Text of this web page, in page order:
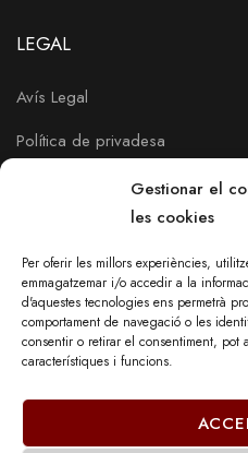
Gestionar el
les cookies
Per oferir les millors experiències,
emmagatzemar i/o accedir a la
d'aquestes tecnologies ens permetrà
comportament de navegació o les
consentir o retirar el consentiment, pot
característiques i funcions.
LEGAL
Avís Legal
Política de privadesa
Política de Cookies